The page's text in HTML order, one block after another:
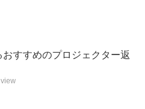
すすめのプロジェクター返